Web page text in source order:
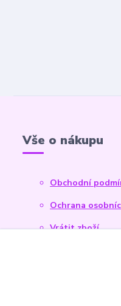
Vše o nákupu
Obchodní
Ochrana
Vrátit zboží